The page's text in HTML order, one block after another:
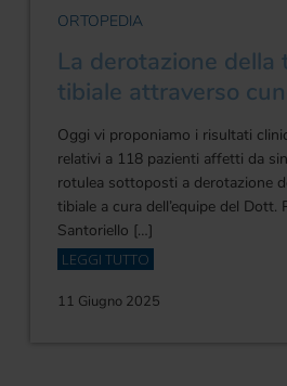
ORTOPEDIA
La derotazione della
tibiale attraverso
Oggi vi proponiamo i risultati
relativi a 118 pazienti affetti da
rotulea sottoposti a derotazione
tibiale a cura dell’equipe del Dott.
Santoriello […]
LEGGI TUTTO
11 Giugno 2025